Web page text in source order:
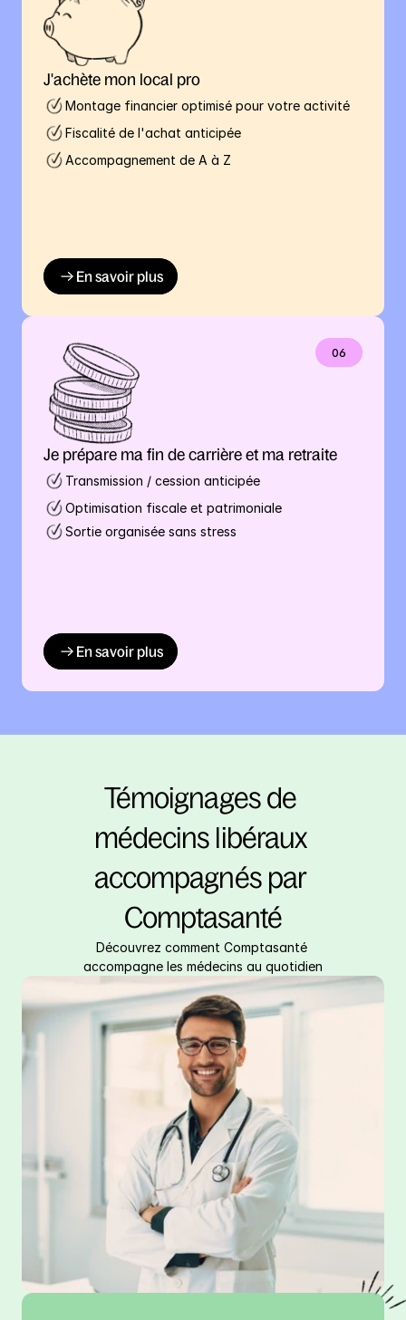
J'achète mon local pro
Montage financier optimisé pour votre activité
Fiscalité de l'achat anticipée
Accompagnement de A à Z
En savoir plus
06
Je prépare ma fin de carrière et ma retraite
Transmission / cession anticipée
Optimisation fiscale et patrimoniale
Sortie organisée sans stress
En savoir plus
Témoignages de
médecins libéraux
accompagnés par
Comptasanté
Découvrez comment Comptasanté
accompagne les médecins au quotidien